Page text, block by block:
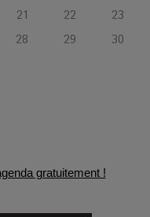
le thriller
la violence
devient un acte
21 22
23
28 29
30